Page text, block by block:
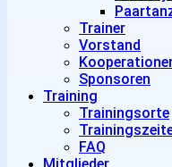
Trainer
Vorstand
Sponsoren
Training
Trainingsorte
FAQ